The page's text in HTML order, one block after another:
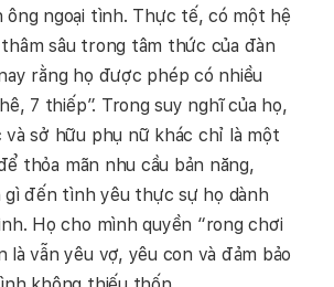
ông ngoại tình. Thực tế, có một hệ
sâu trong tâm thức của đàn
rằng họ được phép có nhiều
7 thiếp”. Trong suy nghĩ của họ,
và sở hữu phụ nữ khác chỉ là một
thỏa mãn nhu cầu bản năng,
gì đến tình yêu thực sự họ dành
Họ cho mình quyền “rong chơi
là vẫn yêu vợ, yêu con và đảm bảo